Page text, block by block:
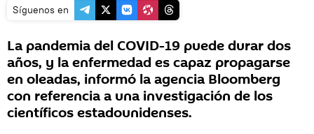
Síguenos en
La pandemia del COVID-19 puede durar dos
años, y la enfermedad es capaz propagarse
en oleadas, informó la agencia Bloomberg
con referencia a una investigación de los
científicos estadounidenses.